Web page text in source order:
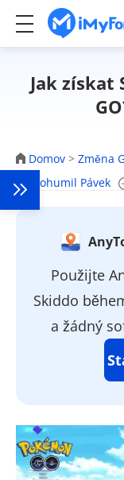
Jak získat
Domov > Změna
Bohumil Pávek
Použijte
Skiddo
a žádný